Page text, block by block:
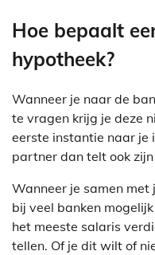
Hoe bepaalt
hypotheek?
Wanneer je naar de
te vragen krijg je deze
eerste instantie naar je
partner dan telt ook
Wanneer je samen
bij veel banken
het meeste salaris
tellen. Of je dit wilt of